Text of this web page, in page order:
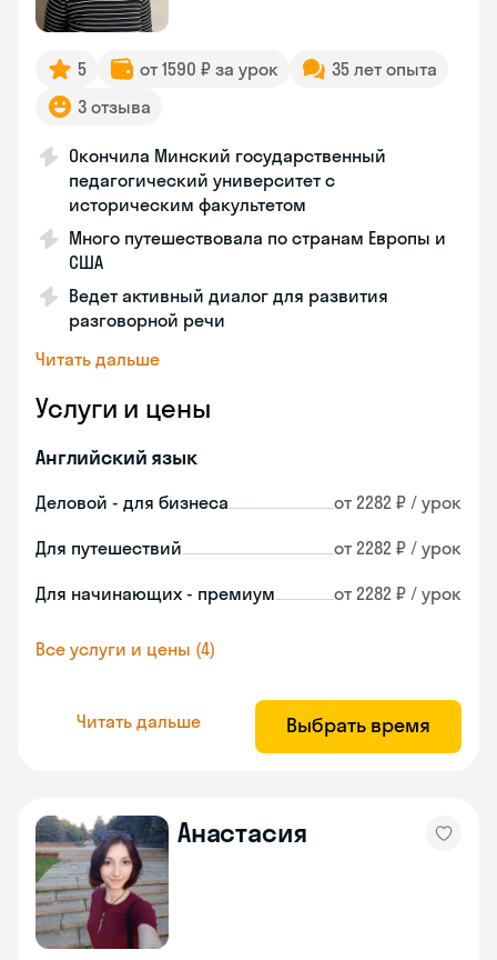
5 от 1590 ₽ за урок
35 лет опыта
3 отзыва
Окончила Минский государственный
педагогический университет с
историческим факультетом
Много путешествовала по странам Европы и
США
Ведет активный диалог для развития
разговорной речи
Читать дальше
Услуги и цены
Английский язык
Деловой - для бизнеса от 2282 ₽ / урок
Для путешествий от 2282 ₽ / урок
Для начинающих - премиум от 2282 ₽ / урок
Все услуги и цены (4)
Читать дальше Выбрать время
Анастасия